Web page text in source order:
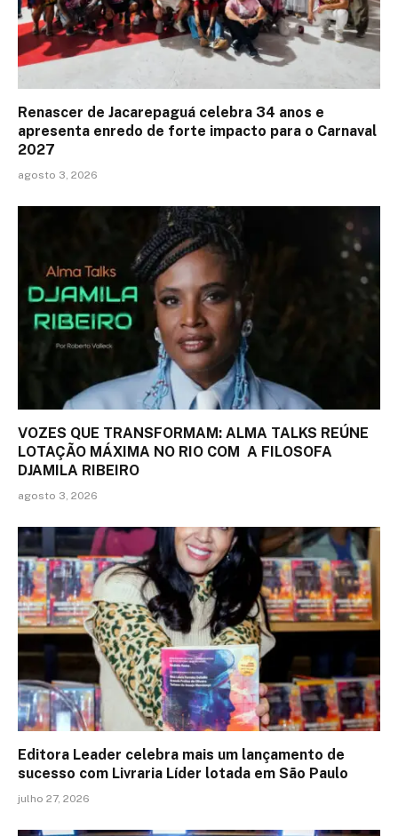
Renascer de Jacarepaguá celebra 34 anos e
apresenta enredo de forte impacto para o Carnaval
2027
agosto 3, 2026
VOZES QUE TRANSFORMAM: ALMA TALKS REÚNE
LOTAÇÃO MÁXIMA NO RIO COM A FILOSOFA
DJAMILA RIBEIRO
agosto 3, 2026
Editora Leader celebra mais um lançamento de
sucesso com Livraria Líder lotada em São Paulo
julho 27, 2026